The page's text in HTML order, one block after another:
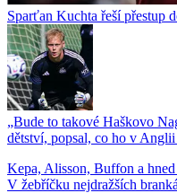
Sparťan Kuchta řeší přestup
„Bude to takové Haškovo
dětství, popsal, co ho v Anglii
Kepa, Alisson, Buffon a
V žebříčku nejdražších